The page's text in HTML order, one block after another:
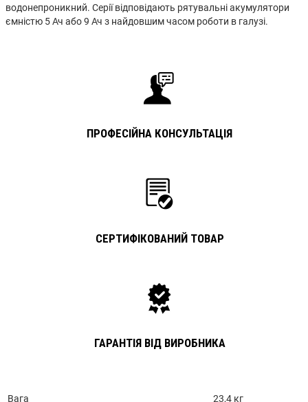
водонепроникний. Серії відповідають рятувальні акумулятори
ємністю 5 Ач або 9 Ач з найдовшим часом роботи в галузі.
ПРОФЕСІЙНА КОНСУЛЬТАЦІЯ
СЕРТИФІКОВАНИЙ ТОВАР
ГАРАНТІЯ ВІД ВИРОБНИКА
Вага
23,4 кг